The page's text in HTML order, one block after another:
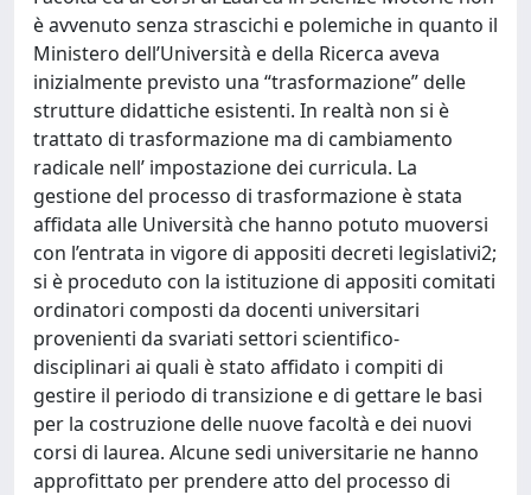
è avvenuto senza strascichi e polemiche in quanto il
Ministero dell’Università e della Ricerca aveva
inizialmente previsto una “trasformazione” delle
strutture didattiche esistenti. In realtà non si è
trattato di trasformazione ma di cambiamento
radicale nell’ impostazione dei curricula. La
gestione del processo di trasformazione è stata
affidata alle Università che hanno potuto muoversi
con l’entrata in vigore di appositi decreti legislativi2;
si è proceduto con la istituzione di appositi comitati
ordinatori composti da docenti universitari
provenienti da svariati settori scientifico-
disciplinari ai quali è stato affidato i compiti di
gestire il periodo di transizione e di gettare le basi
per la costruzione delle nuove facoltà e dei nuovi
corsi di laurea. Alcune sedi universitarie ne hanno
approfittato per prendere atto del processo di